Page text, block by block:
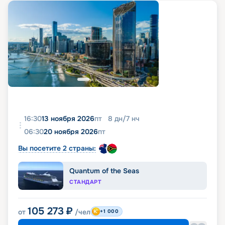
16:3013 ноября 2026пт 8 дн/7 нч
06:3020 ноября 2026пт
Вы посетите 2 страны:
Quantum of the Seas
СТАНДАРТ
от 105 273 ₽ /чел +1 000